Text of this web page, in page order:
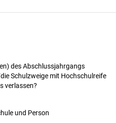
des Abschlussjahrgangs
Schulzweige mit Hochschulreife
verlassen?
und Person